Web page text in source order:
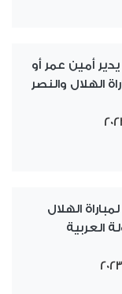
أمين عمر أو
الهلال والنصر
الهلال
العربية